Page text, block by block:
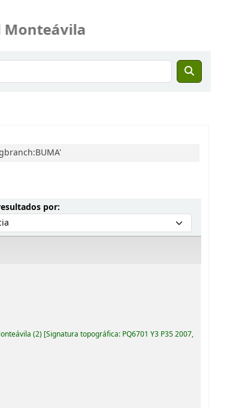
por:Ordenar por:
(2) Signatura topográfica: PQ6701 Y3 P35 2007,